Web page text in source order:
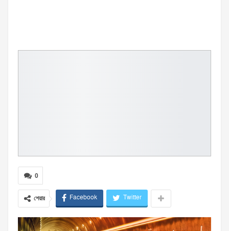
0
শেয়ার Facebook Twitter